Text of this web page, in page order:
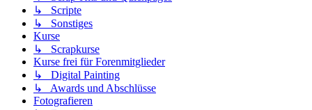
↳ Scripte
↳ Sonstiges
Kurse
↳ Scrapkurse
Kurse frei für Forenmitglieder
↳ Digital Painting
↳ Awards und Abschlüsse
Fotografieren